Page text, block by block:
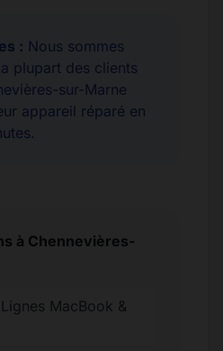
: Nous sommes
plupart des clients
sur-Marne
appareil réparé en
à Chennevières-
MacBook &